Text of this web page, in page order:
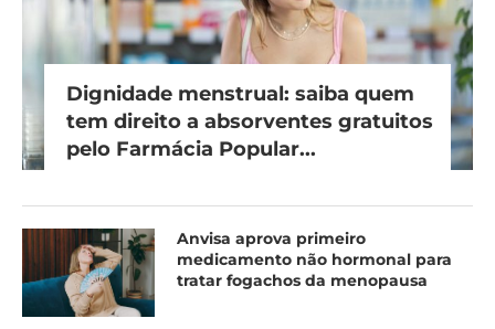
Dignidade menstrual: saiba quem
tem direito a absorventes gratuitos
pelo Farmácia Popular...
Anvisa aprova primeiro
medicamento não hormonal para
tratar fogachos da menopausa